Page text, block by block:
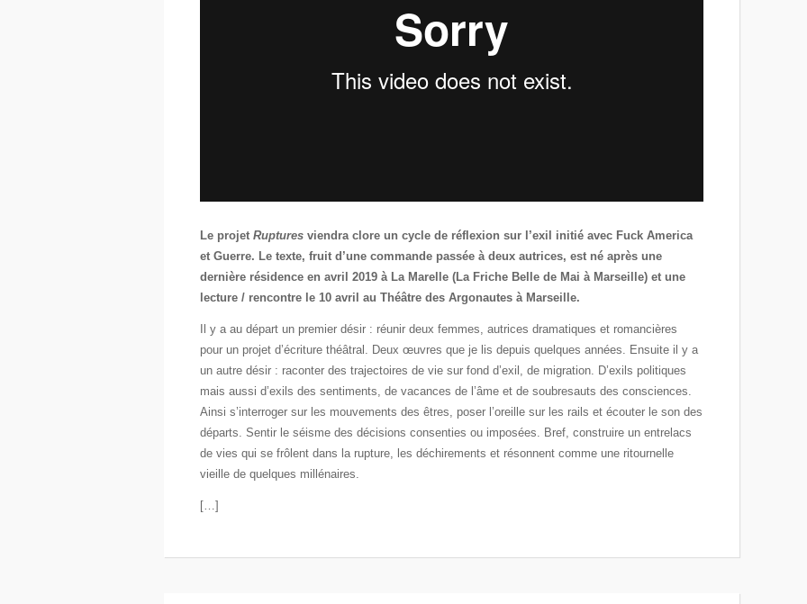
Le projet Ruptures viendra clore un cycle de réflexion sur l’exil initié avec Fuck America
et Guerre. Le texte, fruit d’une commande passée à deux autrices, est né après une
dernière résidence en avril 2019 à La Marelle (La Friche Belle de Mai à Marseille) et une
lecture / rencontre le 10 avril au Théâtre des Argonautes à Marseille.
Il y a au départ un premier désir : réunir deux femmes, autrices dramatiques et romancières
pour un projet d’écriture théâtral. Deux œuvres que je lis depuis quelques années. Ensuite il y a
un autre désir : raconter des trajectoires de vie sur fond d’exil, de migration. D’exils politiques
mais aussi d’exils des sentiments, de vacances de l’âme et de soubresauts des consciences.
Ainsi s’interroger sur les mouvements des êtres, poser l’oreille sur les rails et écouter le son des
départs. Sentir le séisme des décisions consenties ou imposées. Bref, construire un entrelacs
de vies qui se frôlent dans la rupture, les déchirements et résonnent comme une ritournelle
vieille de quelques millénaires.
[…]